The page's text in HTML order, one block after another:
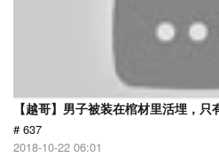
【越哥】男子被装在棺材里活埋，
# 637
2018-10-22 06:01